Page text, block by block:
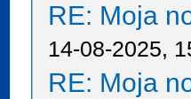
RE: Moja
14-08-2025,
RE: Moja